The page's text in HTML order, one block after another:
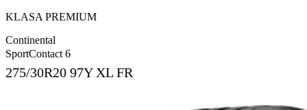
KLASA PREMIUM
Continental
SportContact 6
275/30R20 97Y XL FR